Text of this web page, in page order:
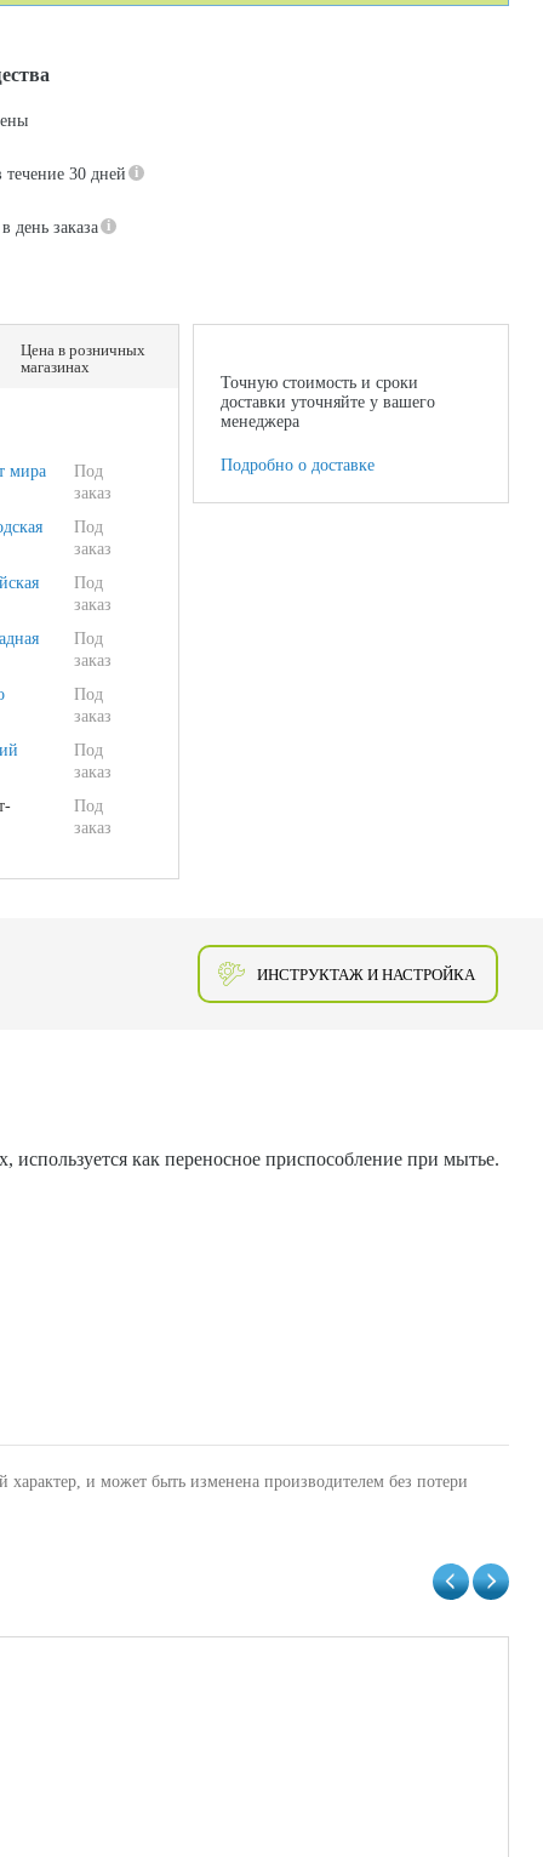
течение 30 дней
день заказа
Цена в розничных
магазинах
мира
Под
заказ
Под
заказ
Под
заказ
Под
заказ
Под
заказ
Под
заказ
Под
заказ
Точную стоимость и сроки
доставки уточняйте у вашего
менеджера
Подробно о доставке
ИНСТРУКТАЖ И НАСТРОЙКА
как переносное приспособление при мытье.
и может быть изменена производителем без потери